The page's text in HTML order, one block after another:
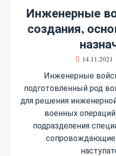
Инженерные
создания,
14.11.2021
Инженерные
подготовленный род
для решения
военных
подразделения
сопровождающие